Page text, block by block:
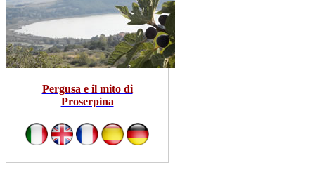
Pergusa e il mito di
Proserpina